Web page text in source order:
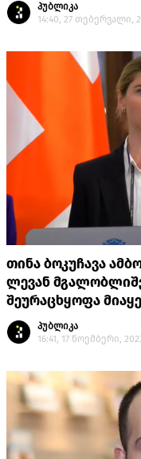
პუბლიკა
14:40, 27 თებერვალი,
თინა ბოკუჩავა
ლევან
შეურაცხყოფა
პუბლიკა
16:41, 17 ნოემბერი,